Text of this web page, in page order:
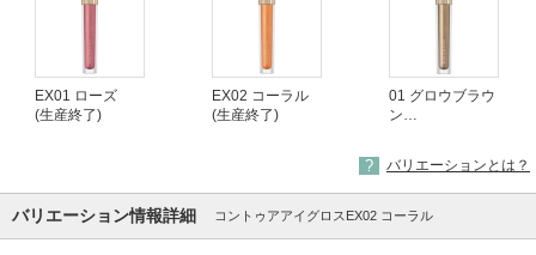
EX01 ローズ
(生産終了)
EX02 コーラル
(生産終了)
01 グロウブラウ
ン
バリエーションとは？
バリエーション情報詳細 コントゥアアイグロスEX02 コーラル